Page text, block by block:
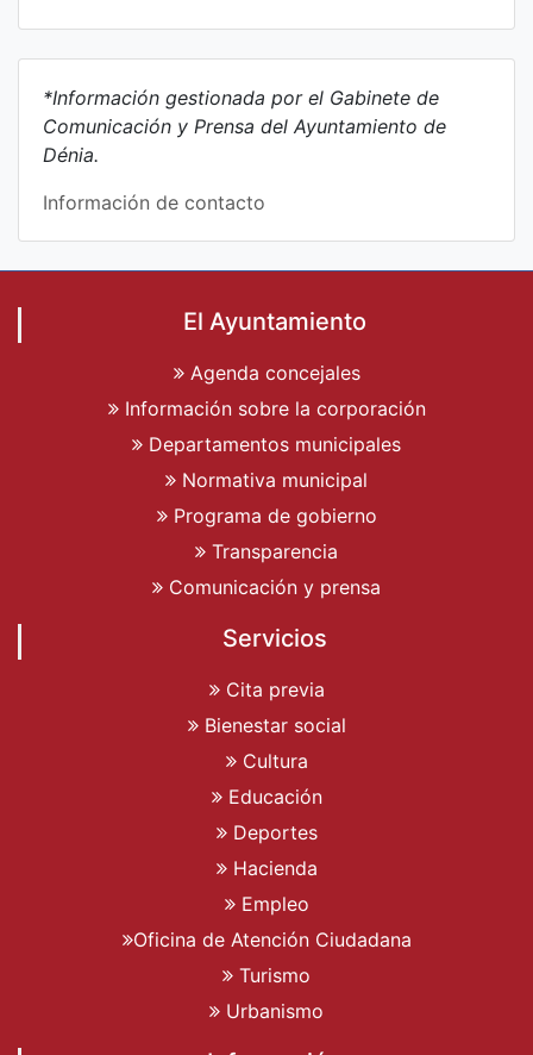
*Información gestionada por el Gabinete de
Comunicación y Prensa del Ayuntamiento de
Dénia.
Información de contacto
El Ayuntamiento
Agenda concejales
Información sobre la corporación
Departamentos municipales
Normativa municipal
Programa de gobierno
Transparencia
Comunicación y prensa
Servicios
Cita previa
Bienestar social
Cultura
Educación
Deportes
Hacienda
Empleo
Oficina de Atención Ciudadana
Turismo
Urbanismo